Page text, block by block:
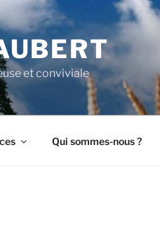
et conviviale
Qui sommes-nous ?